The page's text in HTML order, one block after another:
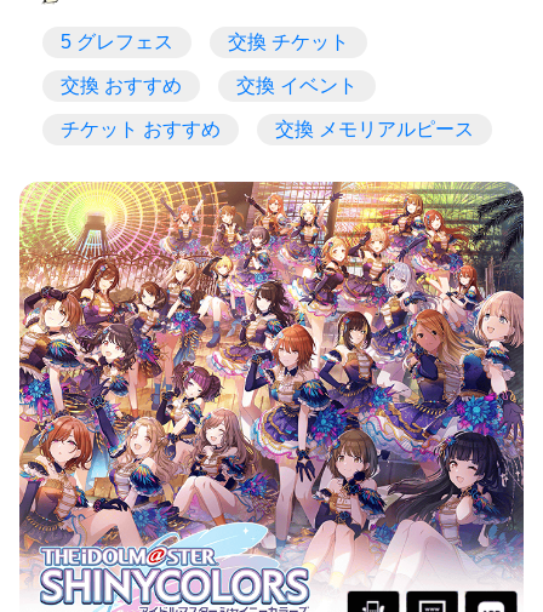
5 グレフェス 交換 チケット
交換 おすすめ 交換 イベント
チケット おすすめ 交換 メモリアルピース